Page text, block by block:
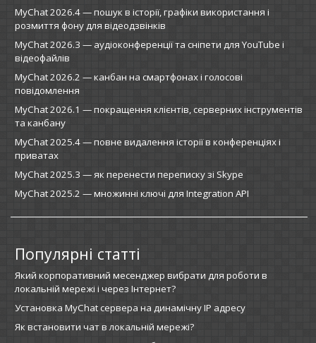
MyChat 2026.4 — пошук в історії, графіки використання і
розмиття фону для відеодзвінків
MyChat 2026.3 — аудіоконференції та сніпети для YouTube і
відеофайлів
MyChat 2026.2 — канбан на смартфонах і голосові
повідомлення
MyChat 2026.1 — покращення клієнтів, серверних інструментів
та канбану
MyChat 2025.4 — повне видалення історії в конференціях і
приватах
MyChat 2025.3 — як перенести переписку зі Skype
MyChat 2025.2 — множинні ключі для Integration API
Популярні статті
Який корпоративний месенджер вибрати для роботи в
локальній мережі і через Інтернет?
Установка MyChat сервера на динамічну IP адресу
Як встановити чат в локальній мережі?